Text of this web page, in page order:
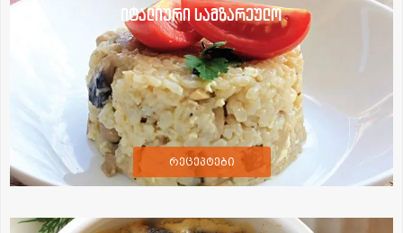
იტალიური სამზარეულო
რეცეპტები